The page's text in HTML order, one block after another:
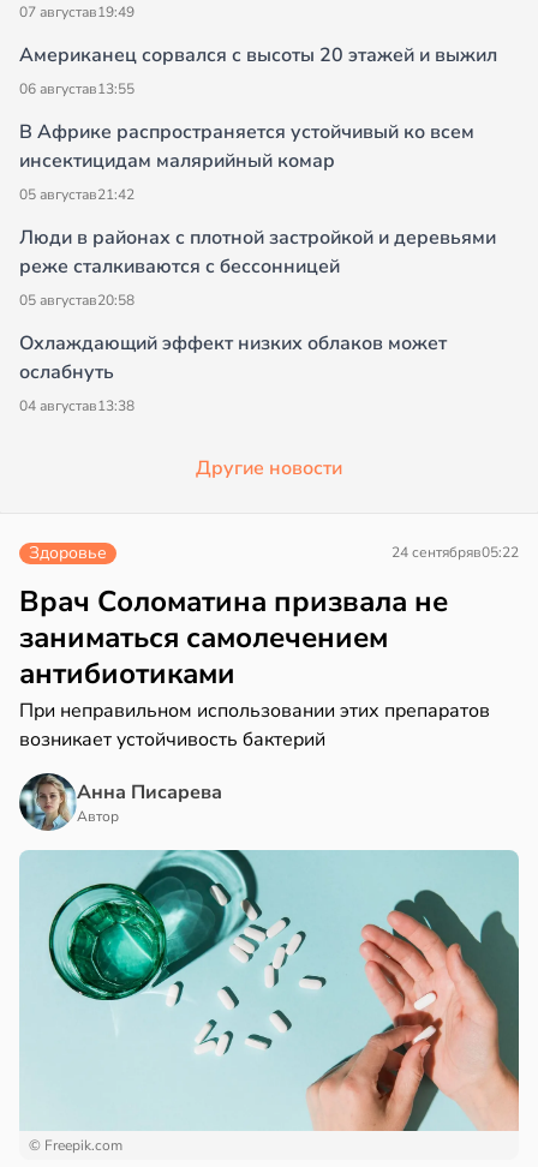
07 августав19:49
Американец сорвался с высоты 20 этажей и выжил
06 августав13:55
В Африке распространяется устойчивый ко всем
инсектицидам малярийный комар
05 августав21:42
Люди в районах с плотной застройкой и деревьями
реже сталкиваются с бессонницей
05 августав20:58
Охлаждающий эффект низких облаков может
ослабнуть
04 августав13:38
Другие новости
Здоровье 24 сентябряв05:22
Врач Соломатина призвала не
заниматься самолечением
антибиотиками
При неправильном использовании этих препаратов
возникает устойчивость бактерий
Анна Писарева
Автор
© Freepik.com